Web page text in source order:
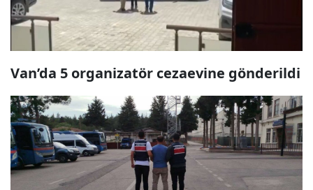
Van’da 5 organizatör cezaevine gönderildi